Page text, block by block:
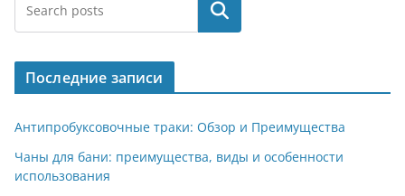
Поиск
Последние записи
Антипробуксовочные траки: Обзор и Преимущества
Чаны для бани: преимущества, виды и особенности
использования